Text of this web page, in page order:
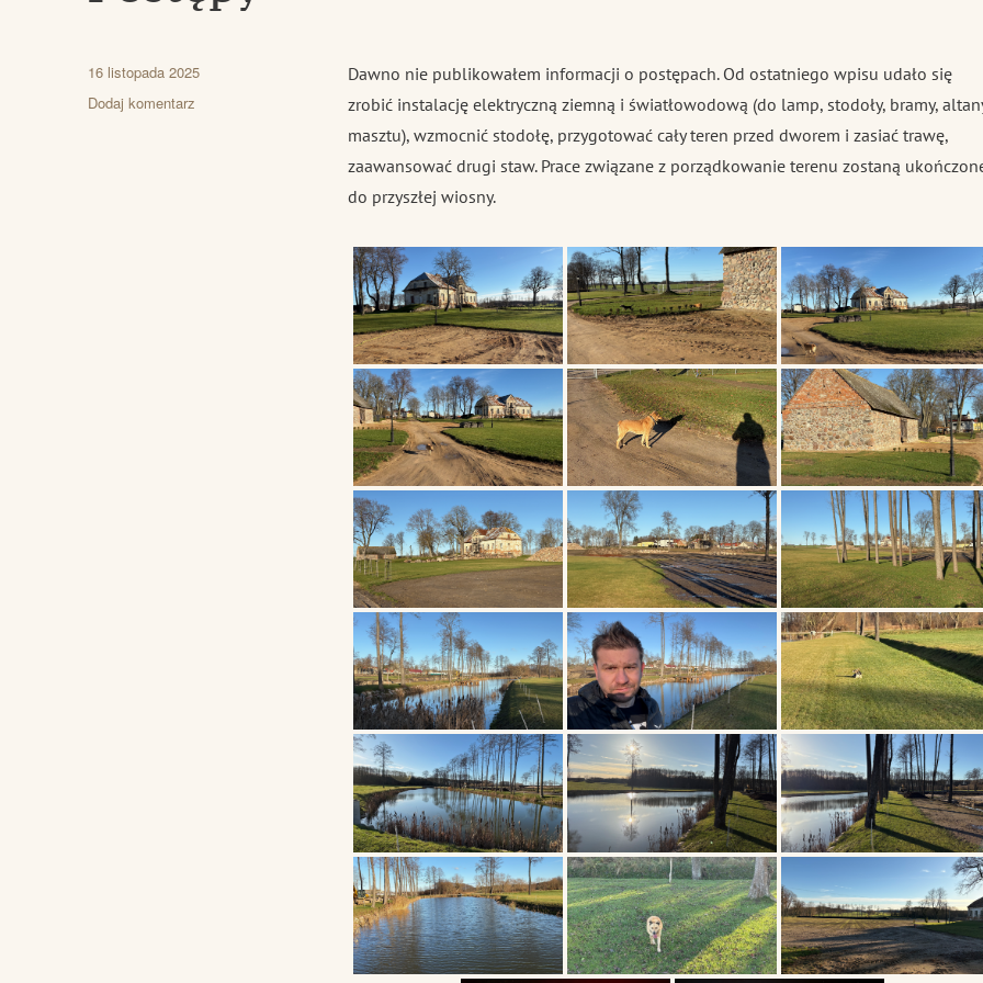
Dawno nie publikowałem informacji o postępach. Od ostatniego wpisu udało się
zrobić instalację elektryczną ziemną i światłowodową (do lamp, stodoły, bramy,
masztu), wzmocnić stodołę, przygotować cały teren przed dworem i zasiać trawę,
zaawansować drugi staw. Prace związane z porządkowanie terenu zostaną
do przyszłej wiosny.
Data
publikacji
16 listopada 2025
Dodaj komentarz